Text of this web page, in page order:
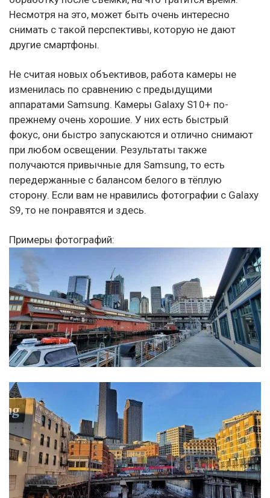
Несмотря на это, может быть очень интересно
снимать с такой перспективы, которую не дают
другие смартфоны.
Не считая новых объективов, работа камеры не
изменилась по сравнению с предыдущими
аппаратами Samsung. Камеры Galaxy S10+ по-
прежнему очень хорошие. У них есть быстрый
фокус, они быстро запускаются и отлично снимают
при любом освещении. Результаты также
получаются привычные для Samsung, то есть
передержанные с балансом белого в тёплую
сторону. Если вам не нравились фотографии с Galaxy
S9, то не понравятся и здесь.
Примеры фотографий: